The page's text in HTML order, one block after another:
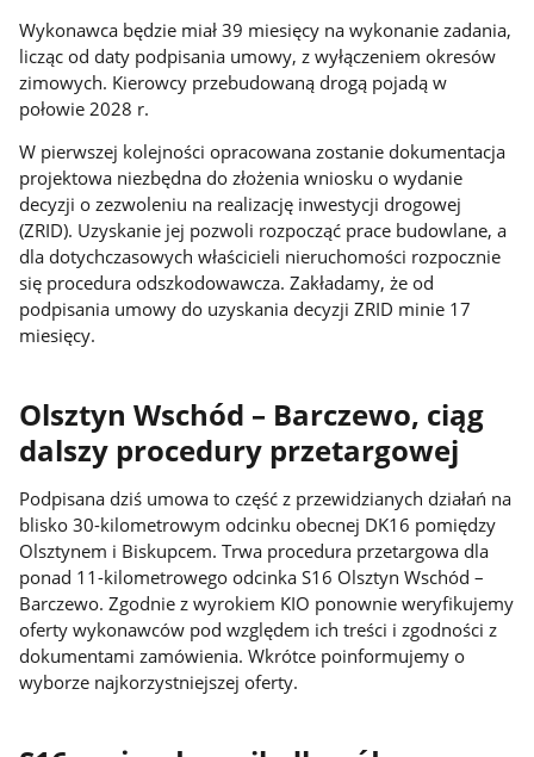
Wykonawca będzie miał 39 miesięcy na wykonanie zadania,
licząc od daty podpisania umowy, z wyłączeniem okresów
zimowych. Kierowcy przebudowaną drogą pojadą w
połowie 2028 r.
W pierwszej kolejności opracowana zostanie dokumentacja
projektowa niezbędna do złożenia wniosku o wydanie
decyzji o zezwoleniu na realizację inwestycji drogowej
(ZRID). Uzyskanie jej pozwoli rozpocząć prace budowlane, a
dla dotychczasowych właścicieli nieruchomości rozpocznie
się procedura odszkodowawcza. Zakładamy, że od
podpisania umowy do uzyskania decyzji ZRID minie 17
miesięcy.
Olsztyn Wschód – Barczewo, ciąg
dalszy procedury przetargowej
Podpisana dziś umowa to część z przewidzianych działań na
blisko 30-kilometrowym odcinku obecnej DK16 pomiędzy
Olsztynem i Biskupcem. Trwa procedura przetargowa dla
ponad 11-kilometrowego odcinka S16 Olsztyn Wschód –
Barczewo. Zgodnie z wyrokiem KIO ponownie weryfikujemy
oferty wykonawców pod względem ich treści i zgodności z
dokumentami zamówienia. Wkrótce poinformujemy o
wyborze najkorzystniejszej oferty.